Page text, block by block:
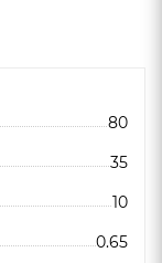
80
35
10
0.65